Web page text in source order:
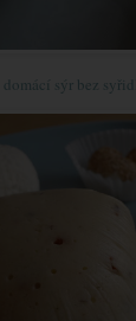
domácí sýr bez